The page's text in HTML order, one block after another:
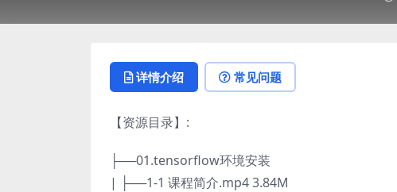
详情介绍 常见问题
【资源目录】:
├──01.tensorflow环境安装
| ├──1-1 课程简介.mp4 3.84M